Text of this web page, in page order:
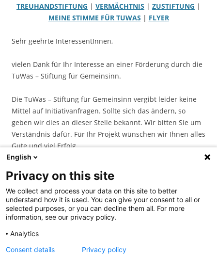
TREUHANDSTIFTUNG | VERMÄCHTNIS | ZUSTIFTUNG |
MEINE STIMME FÜR TUWAS | FLYER
Sehr geehrte InteressentInnen,
vielen Dank für Ihr Interesse an einer Förderung durch die
TuWas – Stiftung für Gemeinsinn.
Die TuWas – Stiftung für Gemeinsinn vergibt leider keine
Mittel auf Initiativanfragen. Sollte sich das ändern, so
geben wir dies an dieser Stelle bekannt. Wir bitten Sie um
Verständnis dafür. Für Ihr Projekt wünschen wir Ihnen alles
Gute und viel Erfolg.
Ihr Team der TuWas – Stiftung für Gemeinsinn
Suchen
nach:
English
Privacy on this site
We collect and process your data on this site to better
understand how it is used. You can give your consent to all or
selected purposes, or you can decline them all. For more
information, see our privacy policy.
Analytics
Consent details
Privacy policy